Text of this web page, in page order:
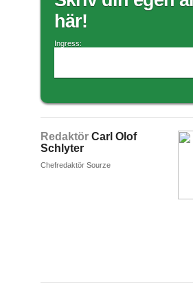
här!
Ingress:
Redaktör Carl Olof
Schlyter
Chefredaktör Sourze